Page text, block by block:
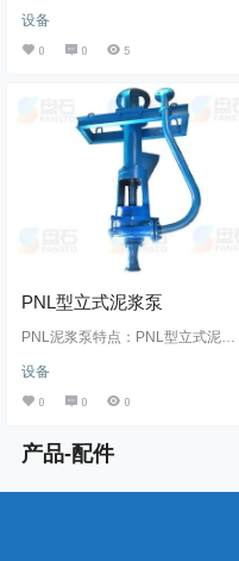
20mm-300mm 压力: 16bar 流量: 3.
6m³/h-1150m³/h 扬程: 5m-80m 温
度: -20°C-200°C 功率: 0.55kw-200
IHF-NS系列高温氟塑料泵简称“IHF-
NS氟塑料泵”为单级单吸悬臂式离心
泵，泵体采用金属外壳内…
设备
0 0 5
PNL型立式泥浆泵
PNL泥浆泵特点：PNL型立式泥浆
L、等型号，具有使用寿命长，结构
简单、运行可靠等特点。主要用来
需要任何轴封或轴封水。 PNL泥浆
磨铸铁，使用寿命长；叶轮和护板
设备
0 0 0
产品-配件